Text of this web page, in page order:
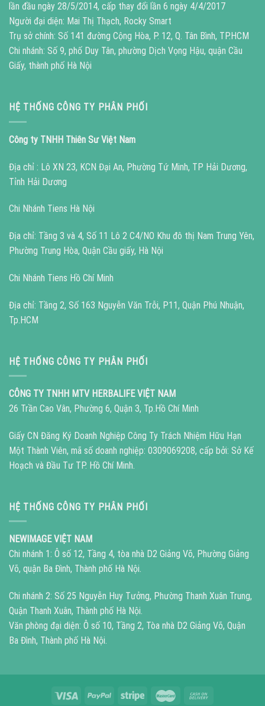
lần đầu ngày 28/5/2014, cấp thay đổi lần 6 ngày 4/4/2017
Người đại diện: Mai Thị Thạch, Rocky Smart
Trụ sở chính: Số 141 đường Cộng Hòa, P. 12, Q. Tân Bình, TP.HCM
Chi nhánh: Số 9, phố Duy Tân, phường Dịch Vọng Hậu, quận Cầu
Giấy, thành phố Hà Nội
HỆ THỐNG CÔNG TY PHÂN PHỐI
Công ty TNHH Thiên Sư Việt Nam
Địa chỉ : Lô XN 23, KCN Đại An, Phường Tứ Minh, TP Hải Dương,
Tỉnh Hải Dương
Chi Nhánh Tiens Hà Nội
Địa chỉ: Tầng 3 và 4, Số 11 Lô 2 C4/NO Khu đô thị Nam Trung Yên,
Phường Trung Hòa, Quận Cầu giấy, Hà Nội
Chi Nhánh Tiens Hồ Chí Minh
Địa chỉ: Tầng 2, Số 163 Nguyễn Văn Trỗi, P11, Quận Phú Nhuận,
Tp.HCM
HỆ THỐNG CÔNG TY PHÂN PHỐI
CÔNG TY TNHH MTV HERBALIFE VIỆT NAM
26 Trần Cao Vân, Phường 6, Quận 3, Tp.Hồ Chí Minh
Giấy CN Đăng Ký Doanh Nghiệp Công Ty Trách Nhiệm Hữu Hạn
Một Thành Viên, mã số doanh nghiệp: 0309069208, cấp bởi: Sở Kế
Hoạch và Đầu Tư TP. Hồ Chí Minh.
HỆ THỐNG CÔNG TY PHÂN PHỐI
NEWIMAGE VIỆT NAM
Chi nhánh 1: Ô số 12, Tầng 4, tòa nhà D2 Giảng Võ, Phường Giảng
Võ, quận Ba Đình, Thành phố Hà Nội.
Chi nhánh 2: Số 25 Nguyễn Huy Tưởng, Phường Thanh Xuân Trung,
Quận Thanh Xuân, Thành phố Hà Nội.
Văn phòng đại diện: Ô số 10, Tầng 2, Tòa nhà D2 Giảng Võ, Quận
Ba Đình, Thành phố Hà Nội.